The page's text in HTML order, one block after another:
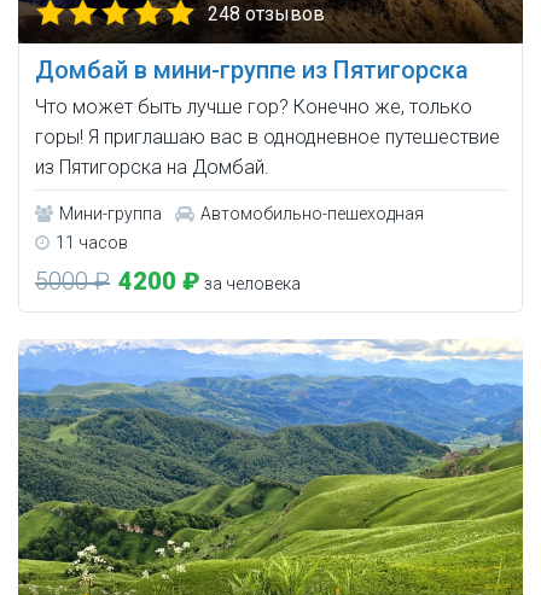
248 отзывов
Домбай в мини-группе из Пятигорска
Что может быть лучше гор? Конечно же, только
горы! Я приглашаю вас в однодневное путешествие
из Пятигорска на Домбай.
Мини-группа
Автомобильно-пешеходная
11 часов
5000 ₽ 4200 ₽ за человека